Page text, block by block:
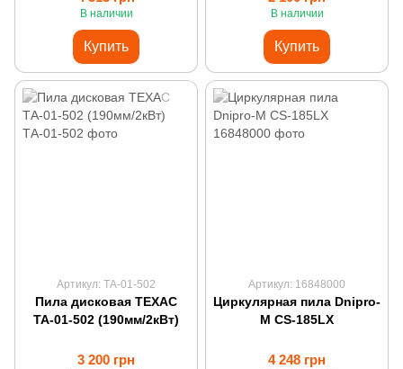
В наличии
Купить
В наличии
Купить
Артикул: ТА-01-502
Пила дисковая ТЕХАС
ТА-01-502 (190мм/2кВт)
3 200 грн
Артикул: 16848000
Циркулярная пила Dnipro-
M CS-185LX
4 248 грн